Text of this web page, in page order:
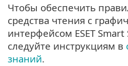
Чтобы обеспечить
средства чтения с
интерфейсом ESET
следуйте инструкциям в
знаний.